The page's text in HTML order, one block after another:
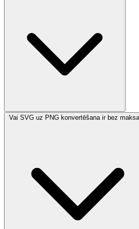
Vai SVG uz PNG konvertēšana ir bez